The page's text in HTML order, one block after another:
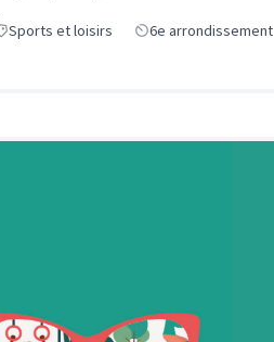
Sports et loisirs 6e arrondissement